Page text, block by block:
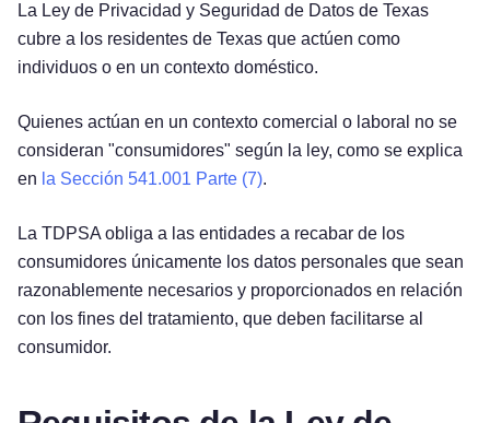
La Ley de Privacidad y Seguridad de Datos de Texas
cubre a los residentes de Texas que actúen como
individuos o en un contexto doméstico.
Quienes actúan en un contexto comercial o laboral no se
consideran "consumidores" según la ley, como se explica
en la Sección 541.001 Parte (7).
La TDPSA obliga a las entidades a recabar de los
consumidores únicamente los datos personales que sean
razonablemente necesarios y proporcionados en relación
con los fines del tratamiento, que deben facilitarse al
consumidor.